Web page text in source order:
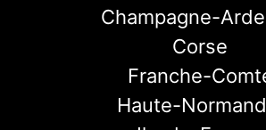
Champagne-
Corse
Franche-
Haute-